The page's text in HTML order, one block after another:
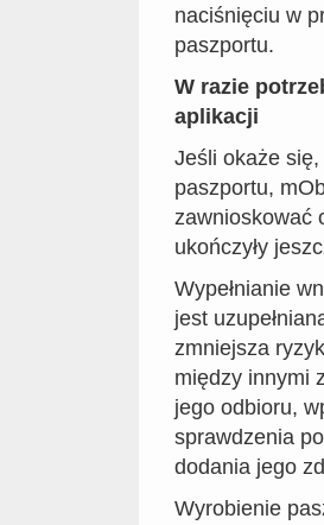
naciśnięciu w
paszportu.
W razie
aplikacji
Jeśli okaże się,
paszportu,
zawnioskować
ukończyły
Wypełnianie
jest
zmniejsza
między innymi
jego odbioru,
sprawdzenia
dodania jego
Wyrobienie